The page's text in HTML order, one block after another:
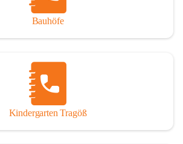
an der Laming, Hüttengraben,
Bruck an der Mur, Proleb, Trofaiach,
und Wildalpen
Bauhöfe
Kindergarten Tragöß